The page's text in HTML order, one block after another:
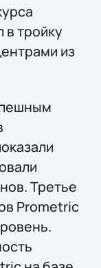
тройку
из
Третье
Prometric